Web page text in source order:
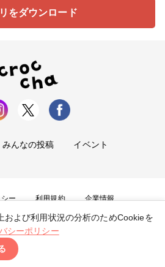
をダウンロード
みんなの投稿 イベント
ー 利用規約 企業情報
お問い合わせ
Co., Ltd. All Rights Reserved.
および利用状況の分析のためCookieを
シーポリシー